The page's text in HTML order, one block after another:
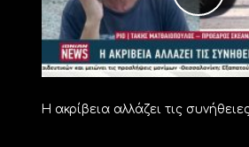
Η ακρίβεια αλλάζει τις